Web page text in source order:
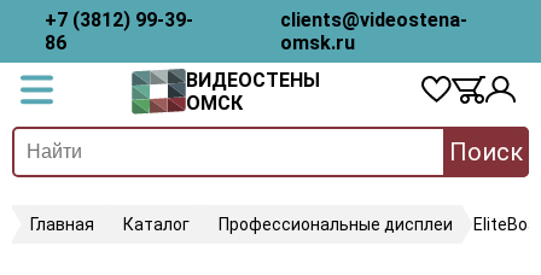
+7 (3812) 99-39-
86
clients@videostena-
omsk.ru
ВИДЕОСТЕНЫ
ОМСК
Поиск
Главная Каталог Профессиональные дисплеи